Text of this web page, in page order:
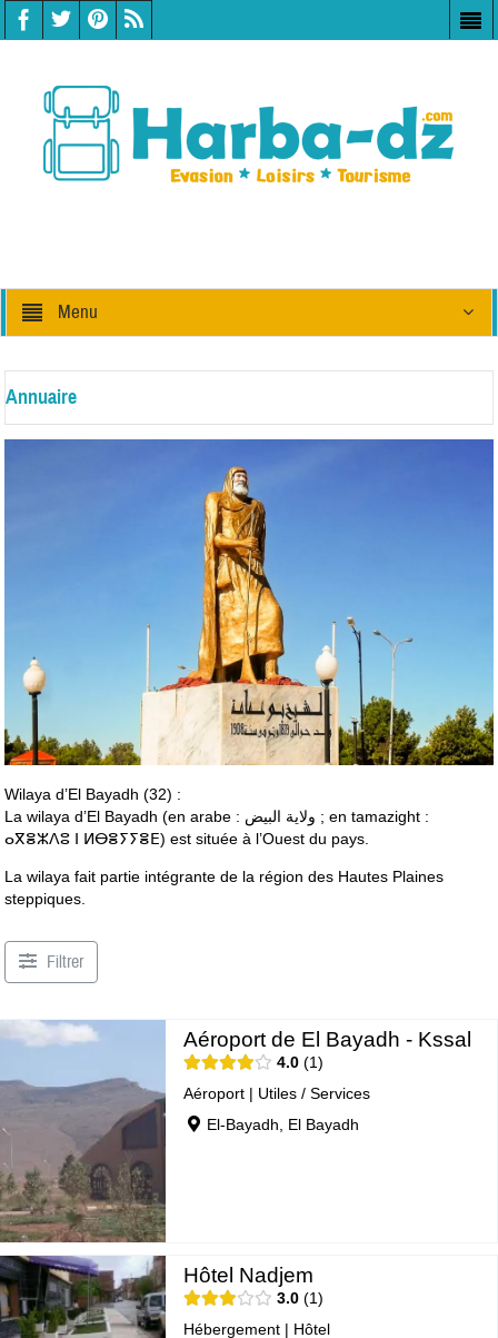
Menu
Annuaire
Wilaya d’El Bayadh (32) :
La wilaya d’El Bayadh (en arabe : ولاية البيض ; en tamazight :
ⴰⴳⴻⵣⴷⵓ ⵏ ⵍⴱⴻⵢⵢⴻⴹ) est située à l’Ouest du pays.
La wilaya fait partie intégrante de la région des Hautes Plaines
steppiques.
Filtrer
Aéroport de El Bayadh - Kssal
4.0
1
Aéroport | Utiles / Services
El-Bayadh, El Bayadh
Hôtel Nadjem
3.0
1
Hébergement | Hôtel